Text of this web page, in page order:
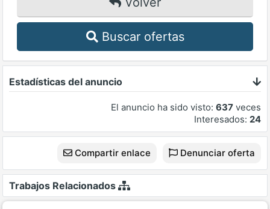
Buscar ofertas
Estadísticas del anuncio
El anuncio ha sido visto: 637 veces
Interesados: 24
Compartir enlace Denunciar oferta
Trabajos Relacionados